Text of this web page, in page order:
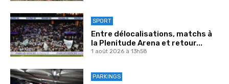
SPORT
Entre délocalisations, matchs à
la Plenitude Arena et retour...
1 août 2026 à 13h58
PARKINGS